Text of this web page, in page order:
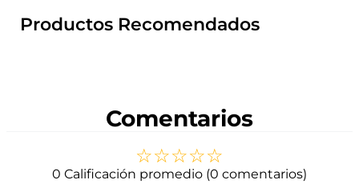
Productos Recomendados
Comentarios
☆☆☆☆☆
0 Calificación promedio (0 comentarios)